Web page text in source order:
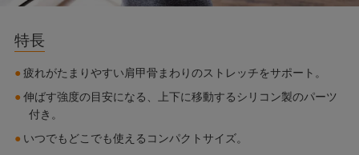
特長
疲れがたまりやすい肩甲骨まわりのストレッチをサポート。
伸ばす強度の目安になる、上下に移動するシリコン製のパーツ
付き。
いつでもどこでも使えるコンパクトサイズ。